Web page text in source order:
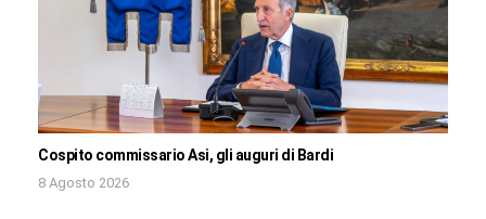
Cospito commissario Asi, gli auguri di Bardi
8 Agosto 2026